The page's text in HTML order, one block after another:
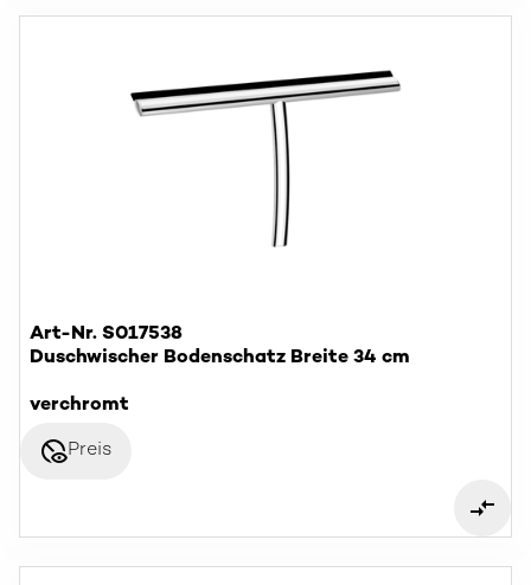
Art-Nr. S017538
Duschwischer Bodenschatz Breite 34 cm
verchromt
disabled_visiblePreis